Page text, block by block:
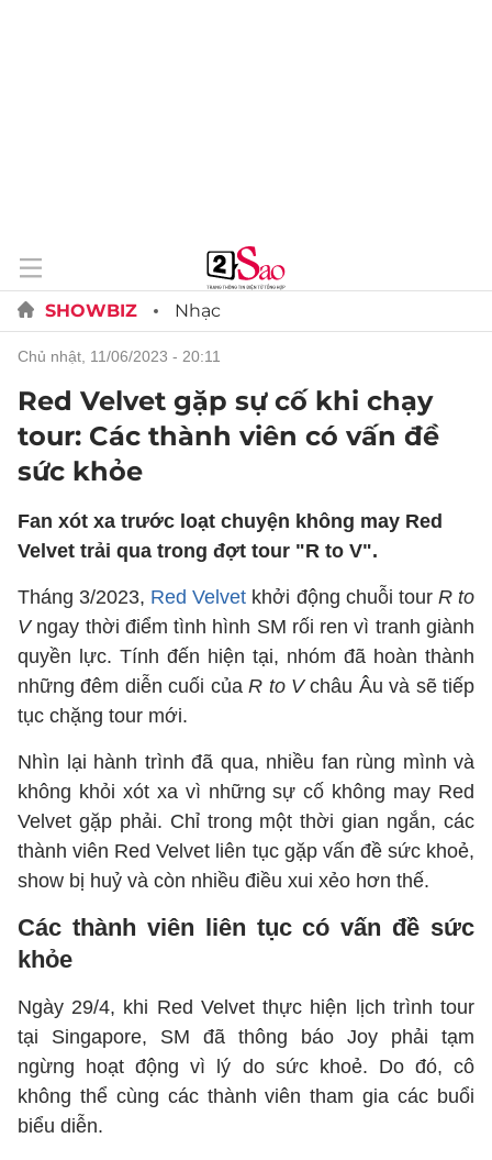
SHOWBIZ Nhạc
chủ nhật, 11/06/2023 - 20:11
Red Velvet gặp sự cố khi chạy
tour: Các thành viên có vấn đề
sức khỏe
Fan xót xa trước loạt chuyện không may Red
Velvet trải qua trong đợt tour "R to V".
Tháng 3/2023, Red Velvet khởi động chuỗi tour R to
Vngay thời điểm tình hình SM rối ren vì tranh giành
quyền lực. Tính đến hiện tại, nhóm đã hoàn thành
những đêm diễn cuối củaR to Vchâu Âu và sẽ tiếp
tục chặng tour mới.
Nhìn lại hành trình đã qua, nhiều fan rùng mình và
không khỏi xót xa vì những sự cố không may Red
Velvet gặp phải. Chỉ trong một thời gian ngắn, các
thành viên Red Velvet liên tục gặp vấn đề sức khoẻ,
show bị huỷ và còn nhiều điều xui xẻo hơn thế.
Các thành viên liên tục có vấn đề sức
khỏe
Ngày 29/4, khi Red Velvet thực hiện lịch trình tour
tại Singapore, SM đã thông báo Joy phải tạm
ngừng hoạt động vì lý do sức khoẻ. Do đó, cô
không thể cùng các thành viên tham gia các buổi
biểu diễn.